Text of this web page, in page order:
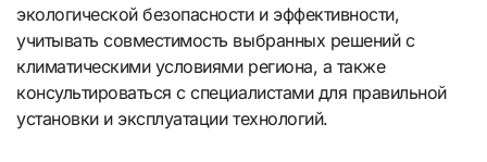
экологической безопасности и эффективности,
учитывать совместимость выбранных решений с
климатическими условиями региона, а также
консультироваться с специалистами для правильной
установки и эксплуатации технологий.